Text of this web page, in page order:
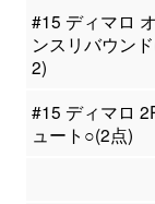
#15 ディマロ
ンスリバウン
2)
#15 ディマロ
ュート○(2点)